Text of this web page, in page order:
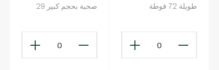
طويلة 72 فوطة
0
صحية بحجم كبير 29
0